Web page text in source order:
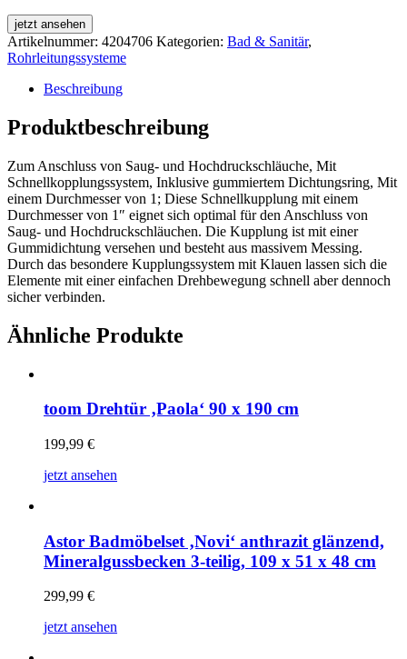
jetzt ansehen
Artikelnummer: 4204706 Kategorien: Bad & Sanitär,
Rohrleitungssysteme
Beschreibung
Produktbeschreibung
Zum Anschluss von Saug- und Hochdruckschläuche, Mit
Schnellkopplungssystem, Inklusive gummiertem Dichtungsring, Mit
einem Durchmesser von 1; Diese Schnellkupplung mit einem
Durchmesser von 1″ eignet sich optimal für den Anschluss von
Saug- und Hochdruckschläuchen. Die Kupplung ist mit einer
Gummidichtung versehen und besteht aus massivem Messing.
Durch das besondere Kupplungssystem mit Klauen lassen sich die
Elemente mit einer einfachen Drehbewegung schnell aber dennoch
sicher verbinden.
Ähnliche Produkte
toom Drehtür ‚Paola‘ 90 x 190 cm
199,99 €
jetzt ansehen
Astor Badmöbelset ‚Novi‘ anthrazit glänzend,
Mineralgussbecken 3-teilig, 109 x 51 x 48 cm
299,99 €
jetzt ansehen